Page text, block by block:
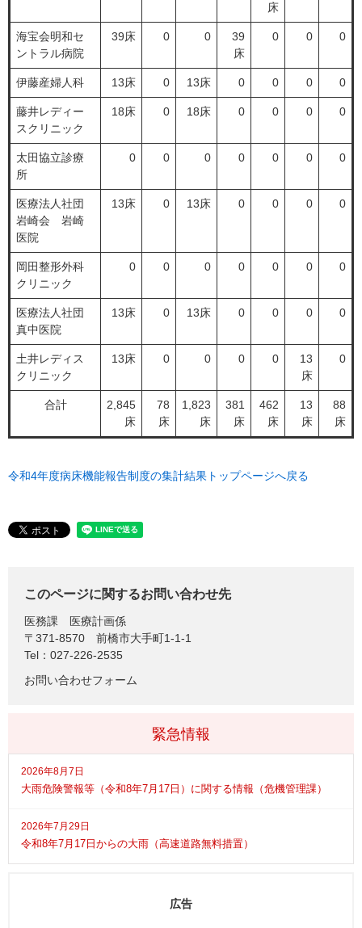
床
海宝会明和セ
ントラル病院
39床 0 0
39
床
0 0 0
伊藤産婦人科 13床 0 13床 0 0 0 0
藤井レディー
スクリニック
18床 0 18床 0 0 0 0
太田協立診療
所
0 0 0 0 0 0 0
医療法人社団
岩崎会 岩崎
医院
13床 0 13床 0 0 0 0
岡田整形外科
クリニック
0 0 0 0 0 0 0
医療法人社団
真中医院
13床 0 13床 0 0 0 0
土井レディス
クリニック
13床 0 0 0 0
13
床
0
合計
2,845
床
78
床
1,823
床
381
床
462
床
13
床
88
床
令和4年度病床機能報告制度の集計結果トップページへ戻る
このページに関するお問い合わせ先
医務課
医療計画係
〒371-8570
前橋市大手町1-1-1
Tel：027-226-2535
お問い合わせフォーム
緊急情報
2026年8月7日
大雨危険警報等（令和8年7月17日）に関する情報（危機管理課）
2026年7月29日
令和8年7月17日からの大雨（高速道路無料措置）
広告